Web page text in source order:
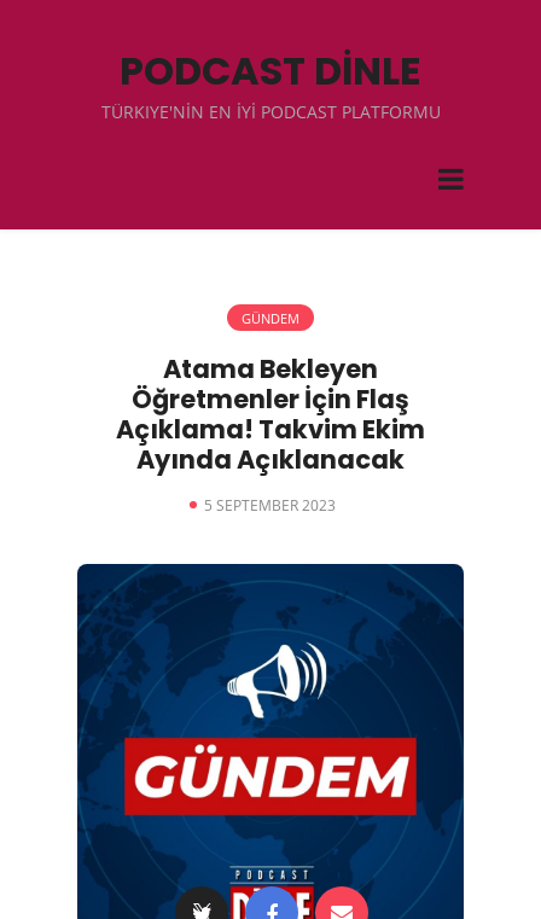
PODCAST DİNLE
TÜRKIYE'NİN EN İYİ PODCAST PLATFORMU
GÜNDEM
Atama Bekleyen
Öğretmenler İçin Flaş
Açıklama! Takvim Ekim
Ayında Açıklanacak
5 SEPTEMBER 2023